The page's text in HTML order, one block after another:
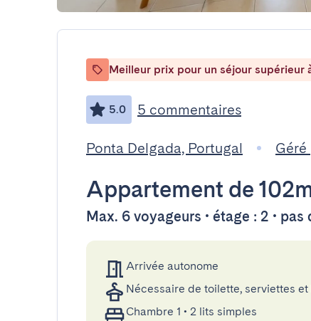
Meilleur prix pour un séjour supérieur
5.0 5 commentaires
Ponta Delgada, Portugal Géré
Appartement de
Max. 6 voyageurs • étage : 2 •
Arrivée autonome
Nécessaire de toilette, serviettes
Chambre 1 • 2 lits simples